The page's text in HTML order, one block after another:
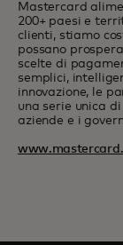
Mastercard
200+ paesi e
clienti, stiamo
possano
scelte di
semplici,
innovazione, le
una serie unica
aziende e i